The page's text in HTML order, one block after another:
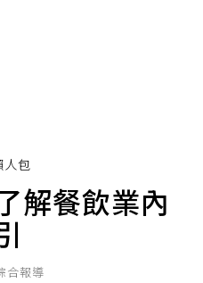
人包
解餐飲業內
合報導